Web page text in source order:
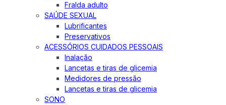
Fralda adulto
SAÚDE SEXUAL
Lubrificantes
Preservativos
ACESSÓRIOS CUIDADOS PESSOAIS
Inalação
Lancetas e tiras de glicemia
Medidores de pressão
Lancetas e tiras de glicemia
SONO